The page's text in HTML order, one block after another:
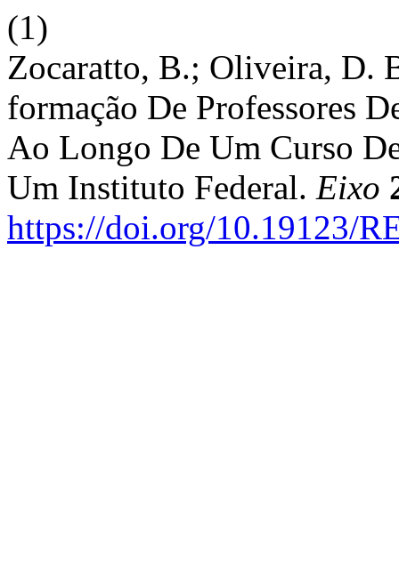
(1)
Zocaratto, B.; Oliveira, D.
formação De Professores
Ao Longo De Um Curso
Um Instituto Federal. Eixo
https://doi.org/10.19123/